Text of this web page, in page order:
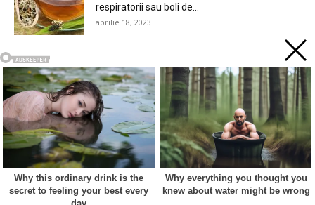
respiratorii sau boli de...
aprilie 18, 2023
Rețetă simplă și ușoară,...
iulie 4, 2022
Un tată adevărat nu este cel care aduce bani
în casă,...
iulie 15, 2023
Acest site web folosește cookie-uri pentru a vă îmbunătăți
experiența. Vom presupune că sunteți de acord cu asta dacă
vă continuați navigarea.
Cookie settings ACCEPT